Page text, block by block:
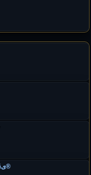
ѮḨįğğįñى®